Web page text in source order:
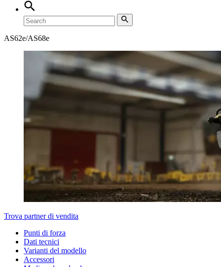
AS62e/AS68e
Trova partner di vendita
Punti di forza
Dati tecnici
Varianti del modello
Accessori